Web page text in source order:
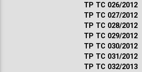
ТР ТС 026/2012
ТР ТС 027/2012
ТР ТС 028/2012
ТР ТС 029/2012
ТР ТС 030/2012
ТР ТС 031/2012
ТР ТС 032/2013